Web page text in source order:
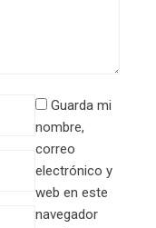
Guarda mi
nombre,
correo
electrónico y
web en este
navegador